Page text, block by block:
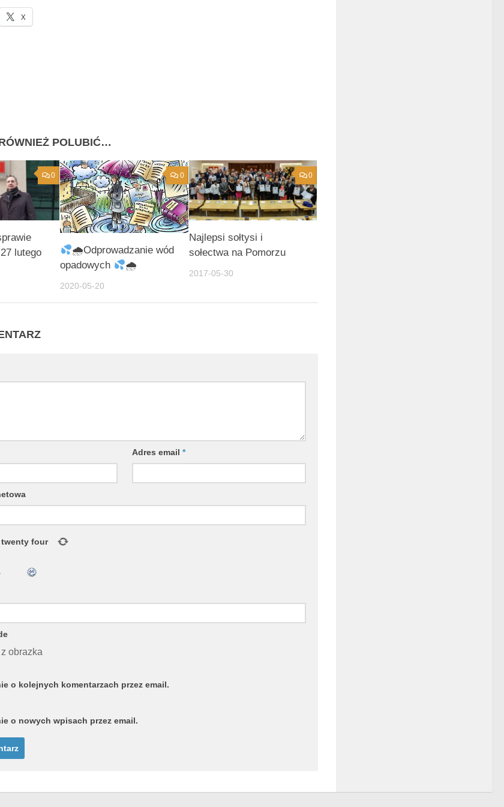
X
POLUBIĆ…
0
lutego
0
🌧Odprowadzanie wód
opadowych
🌧
2020-05-20
0
Najlepsi sołtysi i
sołectwa na Pomorzu
2017-05-30
Adres email*
twenty four
obrazka
o kolejnych komentarzach przez email.
o nowych wpisach przez email.